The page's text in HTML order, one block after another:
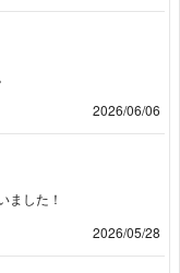
2026/06/06
ました！
2026/05/28